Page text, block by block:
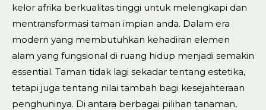
kelor afrika berkualitas tinggi untuk melengkapi dan
mentransformasi taman impian anda. Dalam era
modern yang membutuhkan kehadiran elemen
alam yang fungsional di ruang hidup menjadi semakin
essential. Taman tidak lagi sekadar tentang estetika,
tetapi juga tentang nilai tambah bagi kesejahteraan
penghuninya. Di antara berbagai pilihan tanaman,